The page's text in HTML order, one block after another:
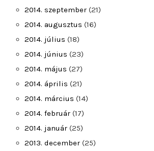
2014. szeptember (21)
2014. augusztus (16)
2014. július (18)
2014. június (23)
2014. május (27)
2014. április (21)
2014. március (14)
2014. február (17)
2014. január (25)
2013. december (25)